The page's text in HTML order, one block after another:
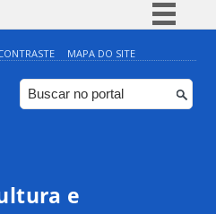
Simplifique!
Comunica BR
Participe
MAPA DO SITE
e